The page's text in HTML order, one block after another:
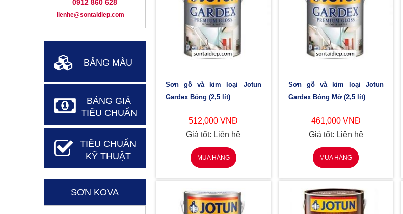
0912 860 628
lienhe@sontaidiep.com
BẢNG MÀU
BẢNG GIÁ
TIÊU CHUẨN
TIÊU CHUẨN
KỸ THUẬT
SƠN KOVA
Sơn gỗ và kim loại Jotun
Gardex Bóng (2,5 lít)
512,000 VNĐ
Giá tốt: Liên hệ
MUA HÀNG
Sơn gỗ và kim loại Jotun
Gardex Bóng Mờ (2,5 lít)
461,000 VNĐ
Giá tốt: Liên hệ
MUA HÀNG